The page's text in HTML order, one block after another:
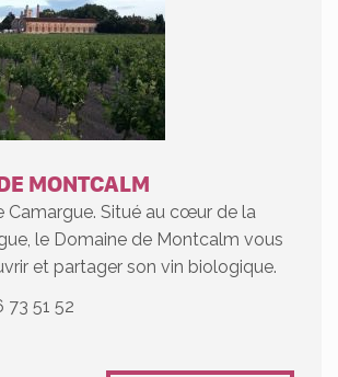
MONTCALM
Camargue. Situé au cœur de la
le Domaine de Montcalm vous
et partager son vin biologique.
73 51 52